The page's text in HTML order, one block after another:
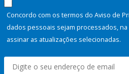
Concordo com os termos do Aviso de
dados pessoais sejam processados,
assinar as atualizações selecionadas.